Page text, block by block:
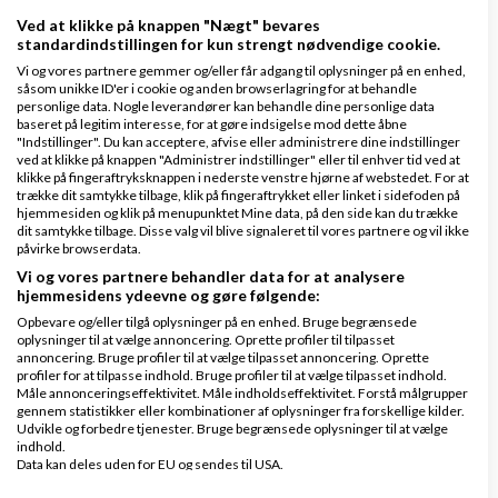
Mikael Johnsen er fotograf, filmproducer og
manden bagiPhonefilm for Virksomheder– et
online-kursus, hvor du lærer selv at lave web-film,
der booster din business og gør det nemmere for
dine kunder at vælge dig!
Ved at klikke på knappen "Nægt" bevares
standardindstillingen for kun strengt nødvendige cookie.
Vi og vores partnere gemmer og/eller får adgang til oplysninger på en enhed,
såsom unikke ID'er i cookie og anden browserlagring for at behandle
personlige data. Nogle leverandører kan behandle dine personlige data
baseret på legitim interesse, for at gøre indsigelse mod dette åbne
"Indstillinger". Du kan acceptere, afvise eller administrere dine indstillinger
ved at klikke på knappen "Administrer indstillinger" eller til enhver tid ved at
klikke på fingeraftryksknappen i nederste venstre hjørne af webstedet. For at
trække dit samtykke tilbage, klik på fingeraftrykket eller linket i sidefoden på
hjemmesiden og klik på menupunktet Mine data, på den side kan du trække
dit samtykke tilbage. Disse valg vil blive signaleret til vores partnere og vil ikke
påvirke browserdata.
Vi og vores partnere behandler data for at analysere
hjemmesidens ydeevne og gøre følgende:
Opbevare og/eller tilgå oplysninger på en enhed. Bruge begrænsede
oplysninger til at vælge annoncering. Oprette profiler til tilpasset
annoncering. Bruge profiler til at vælge tilpasset annoncering. Oprette
profiler for at tilpasse indhold. Bruge profiler til at vælge tilpasset indhold.
Måle annonceringseffektivitet. Måle indholdseffektivitet. Forstå målgrupper
gennem statistikker eller kombinationer af oplysninger fra forskellige kilder.
Udvikle og forbedre tjenester. Bruge begrænsede oplysninger til at vælge
indhold.
Data kan deles uden for EU og sendes til USA.